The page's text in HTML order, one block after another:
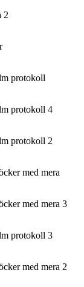
2
protokoll
protokoll 4
protokoll 2
med mera
med mera 3
protokoll 3
med mera 2